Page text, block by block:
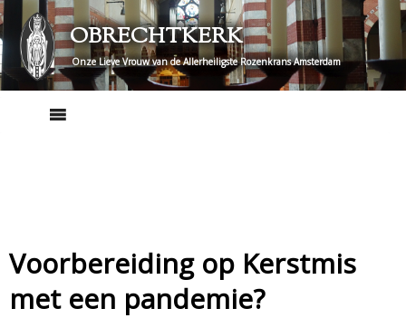
Skip
to
content
OBRECHTKERK
Onze Lieve Vrouw van de Allerheiligste Rozenkrans Amsterdam
Voorbereiding op Kerstmis
met een pandemie?